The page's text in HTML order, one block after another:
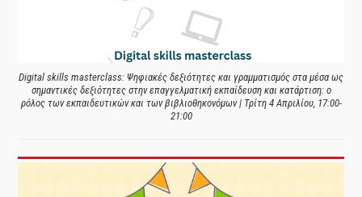
Digital skills masterclass: Ψηφιακές δεξιότητες και γραμματισμός στα μέσα ως
σημαντικές δεξιότητες στην επαγγελματική εκπαίδευση και κατάρτιση: ο
ρόλος των εκπαιδευτικών και των βιβλιοθηκονόμων | Τρίτη 4 Απριλίου, 17:00-
21:00